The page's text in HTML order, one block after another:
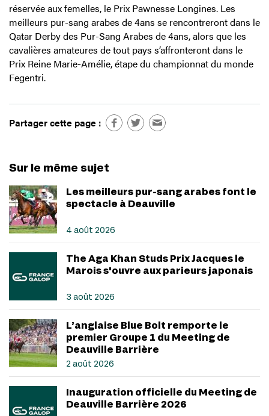
réservée aux femelles, le Prix Pawnesse Longines. Les
meilleurs pur-sang arabes de 4ans se rencontreront dans le
Qatar Derby des Pur-Sang Arabes de 4ans, alors que les
cavalières amateures de tout pays s’affronteront dans le
Prix Reine Marie-Amélie, étape du championnat du monde
Fegentri.
Partager cette page :
Sur le même sujet
Les meilleurs pur-sang arabes font le
spectacle à Deauville
4 août 2026
The Aga Khan Studs Prix Jacques le
Marois s'ouvre aux parieurs japonais
3 août 2026
L’anglaise Blue Bolt remporte le
premier Groupe 1 du Meeting de
Deauville Barrière
2 août 2026
Inauguration officielle du Meeting de
Deauville Barrière 2026